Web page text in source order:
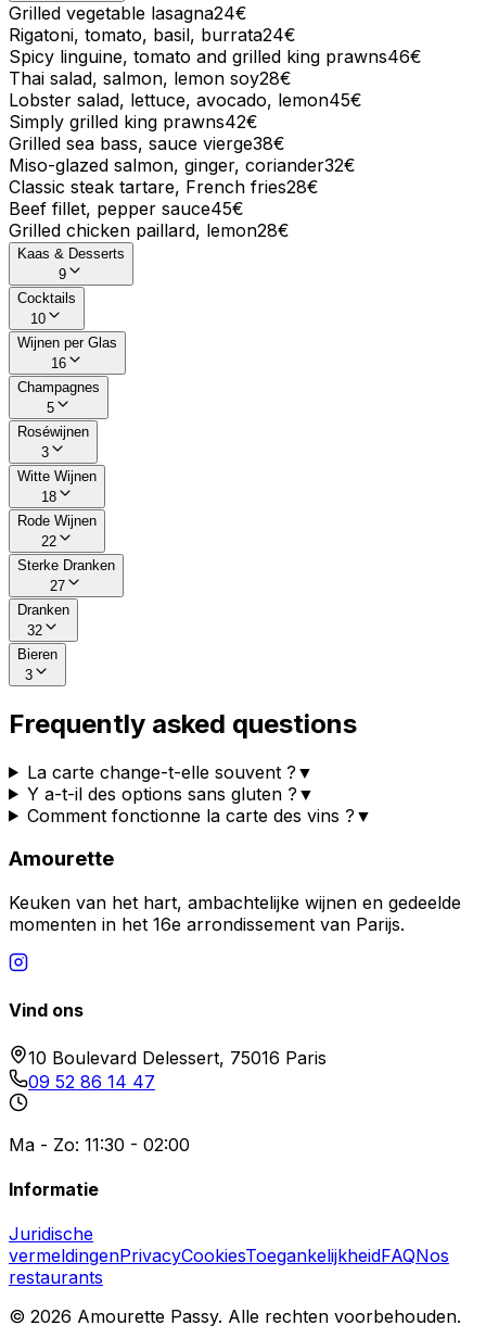
Grilled vegetable lasagna24€
Rigatoni, tomato, basil, burrata24€
Spicy linguine, tomato and grilled king prawns46€
Thai salad, salmon, lemon soy28€
Lobster salad, lettuce, avocado, lemon45€
Simply grilled king prawns42€
Grilled sea bass, sauce vierge38€
Miso-glazed salmon, ginger, coriander32€
Classic steak tartare, French fries28€
Beef fillet, pepper sauce45€
Grilled chicken paillard, lemon28€
Kaas & Desserts
9
Cocktails
10
Wijnen per Glas
16
Champagnes
5
Roséwijnen
3
Witte Wijnen
18
Rode Wijnen
22
Sterke Dranken
27
Dranken
32
Bieren
3
Frequently asked questions
La carte change-t-elle souvent ? ▼
Y a-t-il des options sans gluten ? ▼
Comment fonctionne la carte des vins ? ▼
Amourette
Keuken van het hart, ambachtelijke wijnen en gedeelde
momenten in het 16e arrondissement van Parijs.
Vind ons
10 Boulevard Delessert, 75016 Paris
09 52 86 14 47
Ma - Zo: 11:30 - 02:00
Informatie
Juridische
vermeldingenPrivacyCookiesToegankelijkheidFAQNos
restaurants
© 2026 Amourette Passy. Alle rechten voorbehouden.